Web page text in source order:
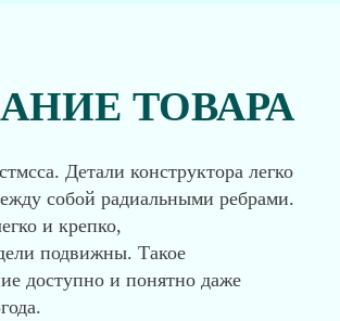
ТОВАРА
Детали конструктора легко
собой радиальными ребрами.
и крепко,
подвижны. Такое
доступно и понятно даже